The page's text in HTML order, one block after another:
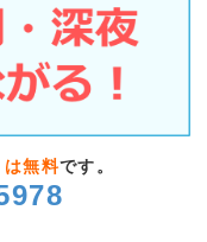
は無料です。